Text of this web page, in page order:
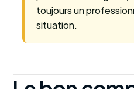
toujours un
situation.